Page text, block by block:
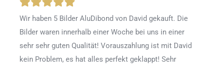
Wir haben 5 Bilder AluDibond von David gekauft. Die
Bilder waren innerhalb einer Woche bei uns in einer
sehr sehr guten Qualität! Vorauszahlung ist mit David
kein Problem, es hat alles perfekt geklappt! Sehr